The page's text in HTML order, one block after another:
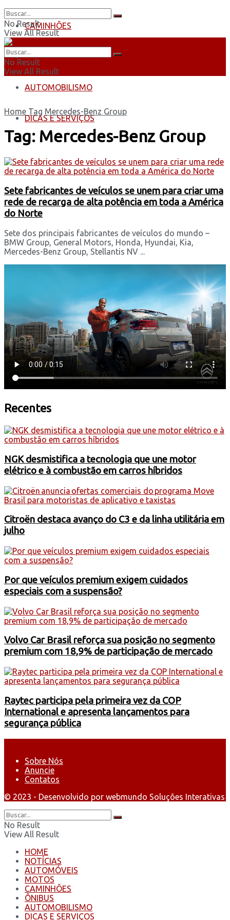
CAMINHÕES
ÔNIBUS
AUTOMOBILISMO
DICAS E SERVIÇOS
No Result
View All Result
No Result
View All Result
Home Tag Mercedes-Benz Group
Tag: Mercedes-Benz Group
Sete fabricantes de veículos se unem para criar uma
rede de recarga de alta potência em toda a América
do Norte
Sete dos principais fabricantes de veículos do mundo –
BMW Group, General Motors, Honda, Hyundai, Kia,
Mercedes-Benz Group, Stellantis NV ...
Recentes
NGK desmistifica a tecnologia que une motor
elétrico e à combustão em carros híbridos
Citroën destaca avanço do C3 e da linha utilitária em
julho
Por que veículos premium exigem cuidados
especiais com a suspensão?
Volvo Car Brasil reforça sua posição no segmento
premium com 18,9% de participação de mercado
Raytec participa pela primeira vez da COP
International e apresenta lançamentos para
segurança pública
Sobre Nós
Anuncie
Contatos
© 2023 - Desenvolvido por webmundo Soluções Interativas
No Result
View All Result
HOME
NOTÍCIAS
AUTOMÓVEIS
MOTOS
CAMINHÕES
ÔNIBUS
AUTOMOBILISMO
DICAS E SERVIÇOS